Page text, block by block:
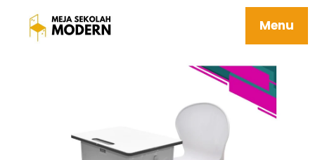
Menu
Meja Sekolah Sd Ergonomis 15 Elbrus